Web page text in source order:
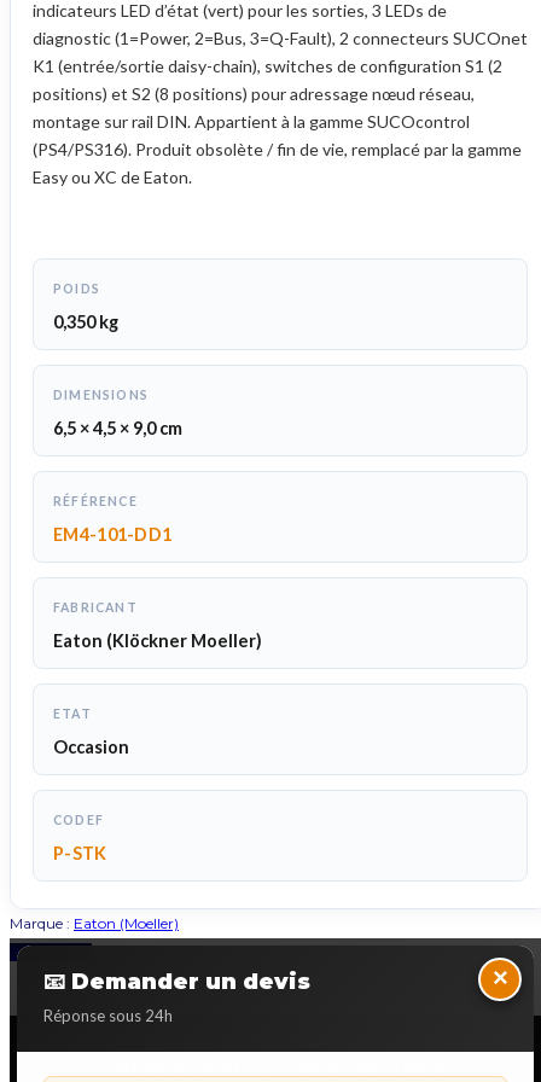
indicateurs LED d’état (vert) pour les sorties, 3 LEDs de
diagnostic (1=Power, 2=Bus, 3=Q-Fault), 2 connecteurs SUCOnet
K1 (entrée/sortie daisy-chain), switches de configuration S1 (2
positions) et S2 (8 positions) pour adressage nœud réseau,
montage sur rail DIN. Appartient à la gamme SUCOcontrol
(PS4/PS316). Produit obsolète / fin de vie, remplacé par la gamme
Easy ou XC de Eaton.
POIDS
0,350 kg
DIMENSIONS
6,5 × 4,5 × 9,0 cm
RÉFÉRENCE
EM4-101-DD1
FABRICANT
Eaton (Klöckner Moeller)
ETAT
Occasion
CODEF
P-STK
Marque : Eaton (Moeller)
📧 Demander un devis
Réponse sous 24h
×
Back to Top